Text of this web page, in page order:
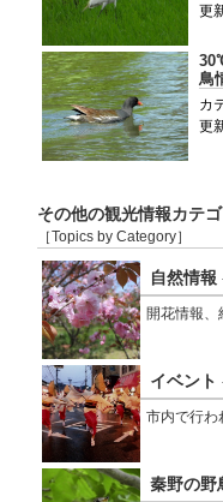
更
鳥
カ
更
その他の観光情報カテ
［Topics by Category］
自然情報
開花情報、
イベント
市内で行わ
秦野の野